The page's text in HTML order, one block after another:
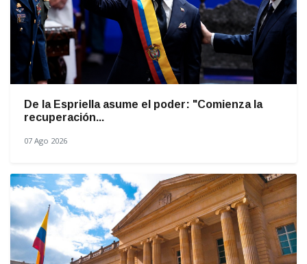
De la Espriella asume el poder: "Comienza la
recuperación...
07 Ago 2026